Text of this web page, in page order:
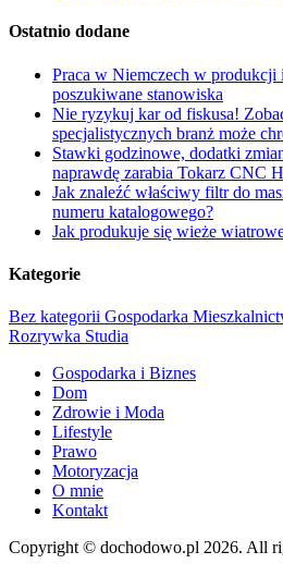
Ostatnio dodane
Praca w Niemczech w produkcji
poszukiwane stanowiska
Nie ryzykuj kar od fiskusa!
specjalistycznych branż może
Stawki godzinowe, dodatki
naprawdę zarabia Tokarz CNC
Jak znaleźć właściwy filtr do
numeru katalogowego?
Jak produkuje się wieże
Kategorie
Bez kategorii Gospodarka
Rozrywka Studia
Gospodarka i Biznes
Dom
Zdrowie i Moda
Lifestyle
Prawo
Motoryzacja
O mnie
Kontakt
Copyright © dochodowo.pl 2026. All